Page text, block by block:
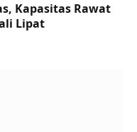
Kapasitas Rawat
Lipat